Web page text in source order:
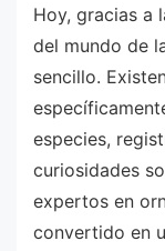
Hoy, gracias a
del mundo de
sencillo.
especies,
curiosidades
expertos en
convertido en